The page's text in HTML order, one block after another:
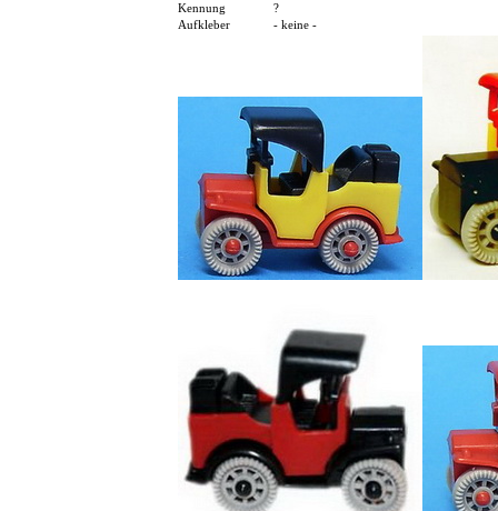
Kennung
?
Aufkleber
- keine -